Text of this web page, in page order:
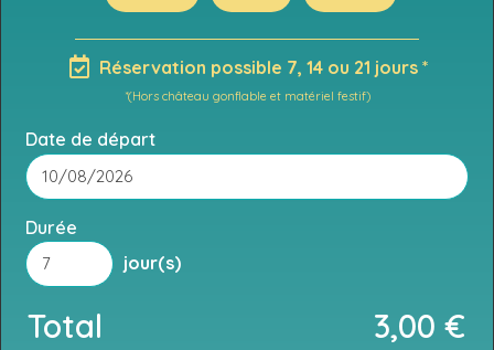
Réservation possible 7, 14 ou 21 jours *
*(Hors château gonflable et matériel festif)
Date de départ
Durée
jour(s)
Total 3,00€